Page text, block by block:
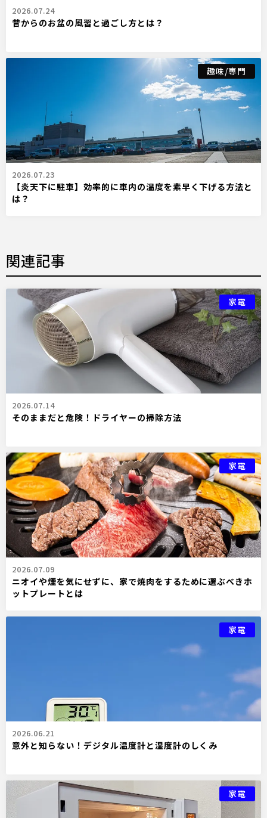
2026.07.24
昔からのお盆の風習と過ごし方とは？
趣味/専門
2026.07.23
【炎天下に駐車】効率的に車内の温度を素早く下げる方法と
は？
関連記事
家電
2026.07.14
そのままだと危険！ドライヤーの掃除方法
家電
2026.07.09
ニオイや煙を気にせずに、家で焼肉をするために選ぶべきホ
ットプレートとは
家電
2026.06.21
意外と知らない！デジタル温度計と湿度計のしくみ
家電